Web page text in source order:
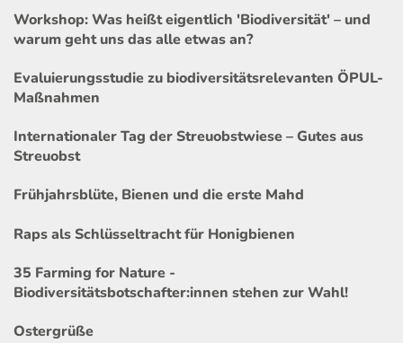
Workshop: Was heißt eigentlich 'Biodiversität' – und
warum geht uns das alle etwas an?
Evaluierungsstudie zu biodiversitätsrelevanten ÖPUL-
Maßnahmen
Internationaler Tag der Streuobstwiese – Gutes aus
Streuobst
Frühjahrsblüte, Bienen und die erste Mahd
Raps als Schlüsseltracht für Honigbienen
35 Farming for Nature -
Biodiversitätsbotschafter:innen stehen zur Wahl!
Ostergrüße